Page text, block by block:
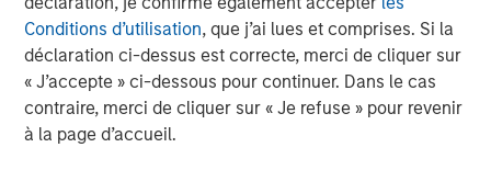
Conditions d’utilisation, que j’ai lues et comprises. Si la
déclaration ci-dessus est correcte, merci de cliquer sur
« J’accepte » ci-dessous pour continuer. Dans le cas
contraire, merci de cliquer sur « Je refuse » pour revenir
à la page d’accueil.
marchés émergents durant les périodes de forte
incertitude
Notre exposition directe à la région étant limitée, nous ne
nous attendons pas à ce que les mouvements
idiosyncrasiques des pays du Moyen-Orient soient un